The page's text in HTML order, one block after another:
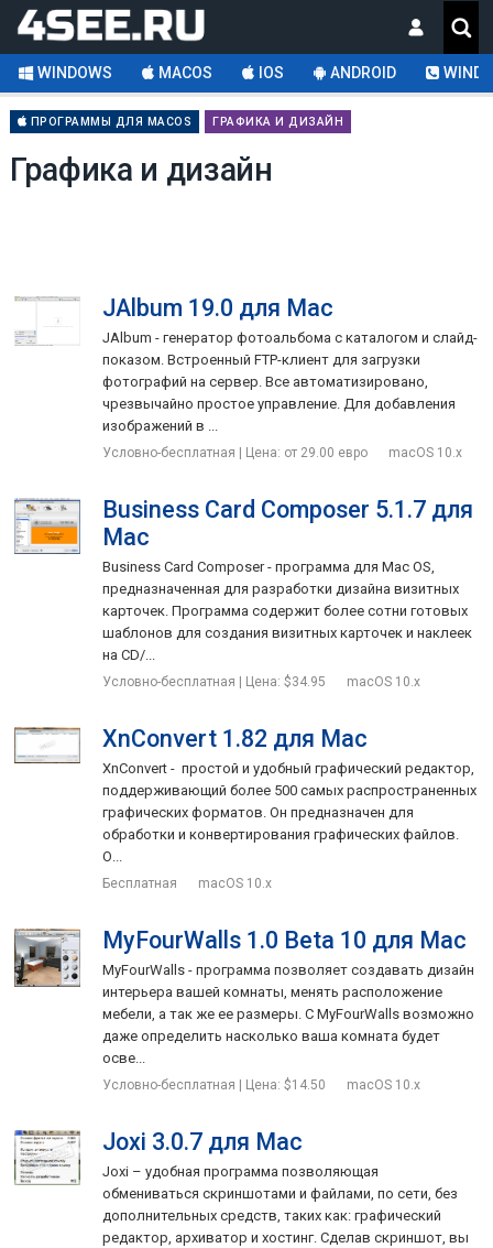
WINDOWS MACOS IOS ANDROID
ПРОГРАММЫ ДЛЯ MACOS ГРАФИКА И ДИЗАЙН
Графика и дизайн
JAlbum 19.0 для Mac
JAlbum - генератор фотоальбома с каталогом и слайд-
показом. Встроенный FTP-клиент для загрузки
фотографий на сервер. Все автоматизировано,
чрезвычайно простое управление. Для добавления
изображений в ...
Условно-бесплатная | Цена: от 29.00 евро macOS 10.x
Business Card Composer 5.1.7 для
Mac
Business Card Composer - программа для Mac OS,
предназначенная для разработки дизайна визитных
карточек. Программа содержит более сотни готовых
шаблонов для создания визитных карточек и наклеек
на CD/...
Условно-бесплатная | Цена: $34.95 macOS 10.x
XnConvert 1.82 для Mac
XnConvert - простой и удобный графический редактор,
поддерживающий более 500 самых распространенных
графических форматов. Он предназначен для
обработки и конвертирования графических файлов.
О...
Бесплатная macOS 10.x
MyFourWalls 1.0 Beta 10 для Mac
MyFourWalls - программа позволяет создавать дизайн
интерьера вашей комнаты, менять расположение
мебели, а так же ее размеры. С MyFourWalls возможно
даже определить насколько ваша комната будет
осве...
Условно-бесплатная | Цена: $14.50 macOS 10.x
Joxi 3.0.7 для Mac
Joxi – удобная программа позволяющая
обмениваться скриншотами и файлами, по сети, без
дополнительных средств, таких как: графический
редактор, архиватор и хостинг. Сделав скриншот, вы